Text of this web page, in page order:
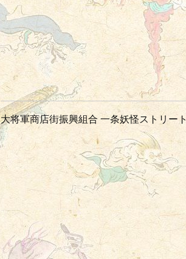
大将軍商店街振興組合 一条妖怪ストリート